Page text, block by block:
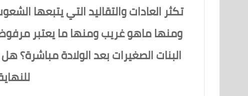
تكثر العادات والتقاليد التي يتبعها
ومنها ماهو غريب ومنها ما يعتبر
البنات الصغيرات بعد الولادة